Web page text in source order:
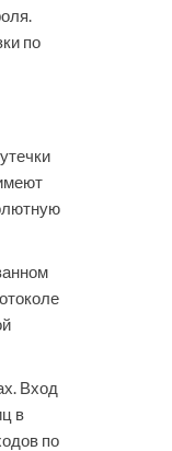
по
Вход
в
по